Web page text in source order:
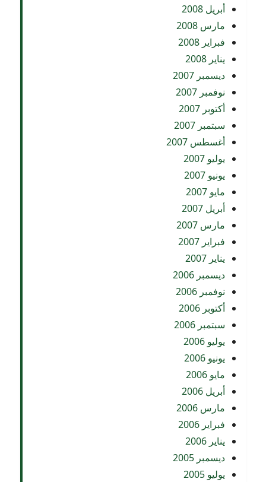
أبريل 2008
مارس 2008
فبراير 2008
يناير 2008
ديسمبر 2007
نوفمبر 2007
أكتوبر 2007
سبتمبر 2007
أغسطس 2007
يوليو 2007
يونيو 2007
مايو 2007
أبريل 2007
مارس 2007
فبراير 2007
يناير 2007
ديسمبر 2006
نوفمبر 2006
أكتوبر 2006
سبتمبر 2006
يوليو 2006
يونيو 2006
مايو 2006
أبريل 2006
مارس 2006
فبراير 2006
يناير 2006
ديسمبر 2005
يوليو 2005